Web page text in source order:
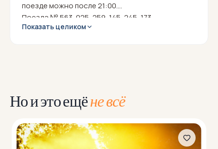
поезде можно после 21:00.
Поезда № 563, 025, 259, 145, 245, 173.
Показать целиком
Но и это ещёне всё